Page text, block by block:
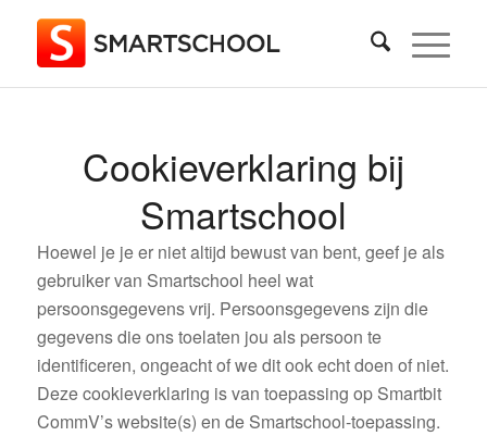
Cookieverklaring bij
Smartschool
Hoewel je je er niet altijd bewust van bent, geef je als
gebruiker van Smartschool heel wat
persoonsgegevens vrij. Persoonsgegevens zijn die
gegevens die ons toelaten jou als persoon te
identificeren, ongeacht of we dit ook echt doen of niet.
Deze cookieverklaring is van toepassing op Smartbit
CommV’s website(s) en de Smartschool-toepassing.